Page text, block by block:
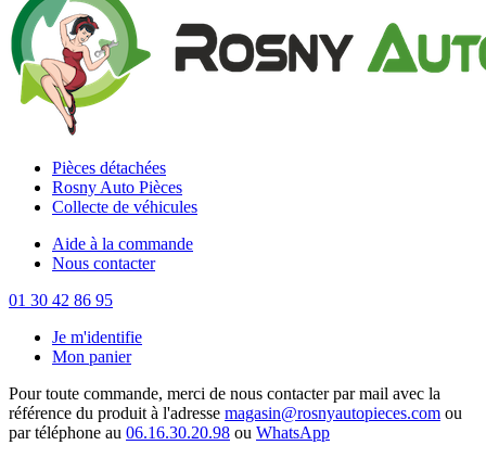
Pièces détachées
Rosny Auto Pièces
Collecte de véhicules
Aide à la commande
Nous contacter
01 30 42 86 95
Je m'identifie
Mon panier
Pour toute commande, merci de nous contacter par mail avec la
référence du produit à l'adresse magasin@rosnyautopieces.com ou
par téléphone au 06.16.30.20.98 ou WhatsApp